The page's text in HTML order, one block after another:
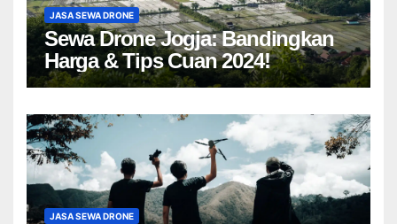
JASA SEWA DRONE
Sewa Drone Jogja: Bandingkan
Harga & Tips Cuan 2024!
JASA SEWA DRONE